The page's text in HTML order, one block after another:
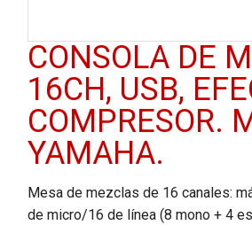
CONSOLA DE
16CH, USB,
COMPRESOR.
YAMAHA.
Mesa de mezclas de 16 canales:
de micro/16 de línea (8 mono + 4